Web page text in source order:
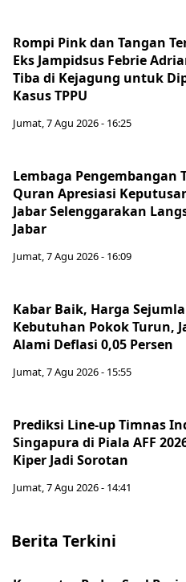
Rompi Pink dan Tangan
Eks Jampidsus Febrie
Tiba di Kejagung untuk
Kasus TPPU
Jumat, 7 Agu 2026 - 16:25
Lembaga Pengembangan
Quran Apresiasi
Jabar Selenggarakan
Jabar
Jumat, 7 Agu 2026 - 16:09
Kabar Baik, Harga
Kebutuhan Pokok Turun,
Alami Deflasi 0,05 Persen
Jumat, 7 Agu 2026 - 15:55
Prediksi Line-up Timnas
Singapura di Piala AFF
Kiper Jadi Sorotan
Jumat, 7 Agu 2026 - 14:41
Berita Terkini